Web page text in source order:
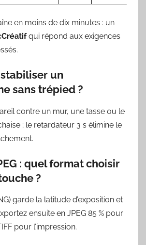
en moins de dix minutes : un
qui répond aux exigences
un
sans trépied ?
contre un mur, une tasse ou le
; le retardateur 3 s élimine le
: quel format choisir
?
garde la latitude d’exposition et
ensuite en JPEG 85 % pour
pour l’impression.